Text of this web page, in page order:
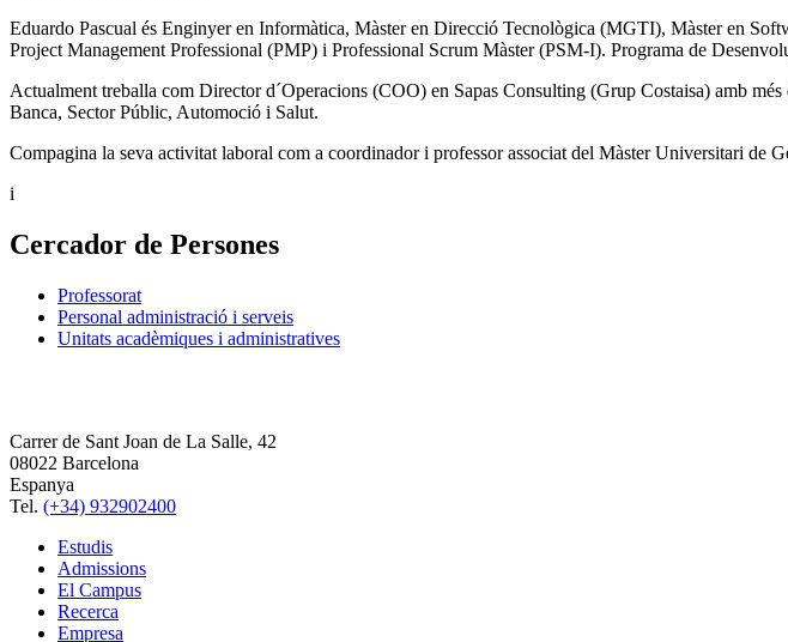
Eduardo Pascual és Enginyer en Informàtica, Màster en Direcció Tecnològica (MGTI), Màster en
Project Management Professional (PMP) i Professional Scrum Màster (PSM-I). Programa de
Actualment treballa com Director d´Operacions (COO) en Sapas Consulting (Grup Costaisa) amb
Banca, Sector Públic, Automoció i Salut.
Compagina la seva activitat laboral com a coordinador i professor associat del Màster Universitari de
i
Cercador de Persones
Professorat
Personal administració i serveis
Unitats acadèmiques i administratives
Carrer de Sant Joan de La Salle, 42
08022 Barcelona
Espanya
Tel. (+34) 932902400
Estudis
Admissions
El Campus
Recerca
Empresa